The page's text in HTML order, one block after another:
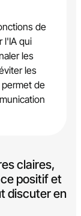
de
l'IA qui
les
les
de
claires,
positif et
discuter en